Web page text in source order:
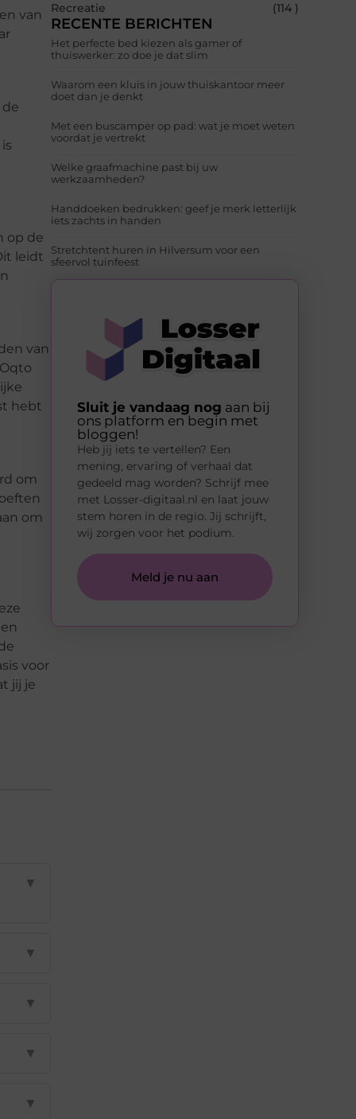
van
op de
leidt
van
hebt
om
om
voor
jij je
▼
▼
▼
▼
▼
Recreatie
(114 )
RECENTE BERICHTEN
Het perfecte bed kiezen als gamer of
thuiswerker: zo doe je dat slim
Waarom een kluis in jouw thuiskantoor meer
doet dan je denkt
Met een buscamper op pad: wat je moet weten
voordat je vertrekt
Welke graafmachine past bij uw
werkzaamheden?
Handdoeken bedrukken: geef je merk letterlijk
iets zachts in handen
Stretchtent huren in Hilversum voor een
sfeervol tuinfeest
Sluit je vandaag nog aan bij
ons platform en begin met
bloggen!
Heb jij iets te vertellen? Een
mening, ervaring of verhaal dat
gedeeld mag worden? Schrijf mee
met Losser-digitaal.nl en laat jouw
stem horen in de regio. Jij schrijft,
wij zorgen voor het podium.
Meld je nu aan